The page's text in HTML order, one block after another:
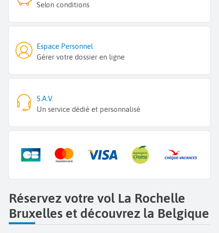
Selon conditions
Espace Personnel
Gérer votre dossier en ligne
S.A.V.
Un service dédié et personnalisé
Réservez votre vol La Rochelle
Bruxelles et découvrez la Belgique